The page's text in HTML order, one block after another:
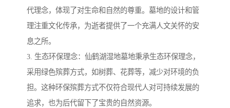
代理念，体现了对生命和自然的尊重。墓地的设计和管
理注重文化传承，为逝者提供了一个充满人文关怀的安
息之所。
3. 生态环保理念：仙鹤湖湿地墓地秉承生态环保理念，
采用绿色殡葬方式，如树葬、花葬等，减少对环境的负
担。这种环保殡葬方式不仅符合现代人对可持续发展的
追求，也为后代留下了宝贵的自然资源。